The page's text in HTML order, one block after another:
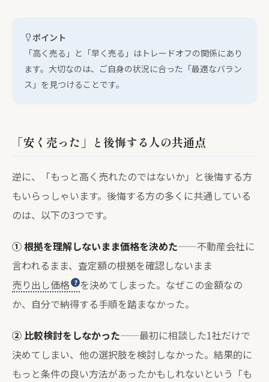
ポイント
「高く売る」と「早く売る」はトレードオフの関係にあり
ます。大切なのは、ご自身の状況に合った「最適なバラン
ス」を見つけることです。
「安く売った」と後悔する人の共通点
逆に、「もっと高く売れたのではないか」と後悔する方
もいらっしゃいます。後悔する方の多くに共通している
のは、以下の3つです。
① 根拠を理解しないまま価格を決めた——不動産会社に
言われるまま、査定額の根拠を確認しないまま
売り出し価格
を決めてしまった。なぜこの金額なの
か、自分で納得する手順を踏まなかった。
② 比較検討をしなかった——最初に相談した1社だけで
決めてしまい、他の選択肢を検討しなかった。結果的に
もっと条件の良い方法があったかもしれないという「も